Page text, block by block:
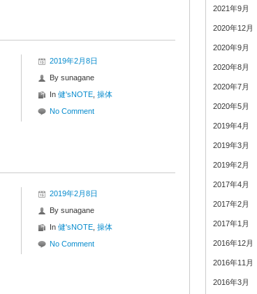
2019年2月8日
By sunagane
In 健'sNOTE 操体
No Comment
2019年2月8日
By sunagane
In 健'sNOTE 操体
No Comment
2021年9月
2020年12月
2020年9月
2020年8月
2020年7月
2020年5月
2019年4月
2019年3月
2019年2月
2017年4月
2017年2月
2017年1月
2016年12月
2016年11月
2016年3月